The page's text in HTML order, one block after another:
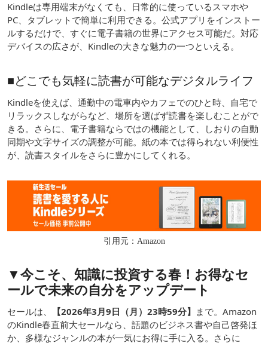
Kindleは専用端末がなくても、日常的に使っているスマホや
PC、タブレットで簡単に利用できる。公式アプリをインストー
ルするだけで、すぐに電子書籍の世界にアクセス可能だ。対応
デバイスの広さが、Kindleの大きな魅力の一つといえる。
■どこでも気軽に読書が可能なデジタルライフ
Kindleを使えば、通勤中の電車内やカフェでのひと時、自宅で
リラックスしながらなど、場所を選ばず読書を楽しむことがで
きる。さらに、電子書籍ならではの機能として、しおりの自動
同期や文字サイズの調整が可能。紙の本では得られない利便性
が、読書スタイルをさらに豊かにしてくれる。
引用元：Amazon
▼今こそ、知識に投資する春！お得なセ
ールで未来の自分をアップデート
セールは、 【2026年3月9日（月）23時59分】
まで。Amazon
のKindle春直前大セールなら、話題のビジネス書や自己啓発ほ
か、多様なジャンルの本が一気にお得に手に入る。さらに